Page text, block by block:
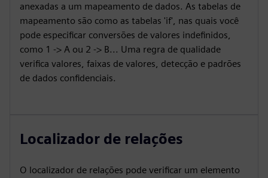
anexadas a um mapeamento de dados. As tabelas de
mapeamento são como as tabelas 'if', nas quais você
pode especificar conversões de valores indefinidos,
como 1 -> A ou 2 -> B... Uma regra de qualidade
verifica valores, faixas de valores, detecção e padrões
de dados confidenciais.
Localizador de relações
O localizador de relações pode verificar um elemento